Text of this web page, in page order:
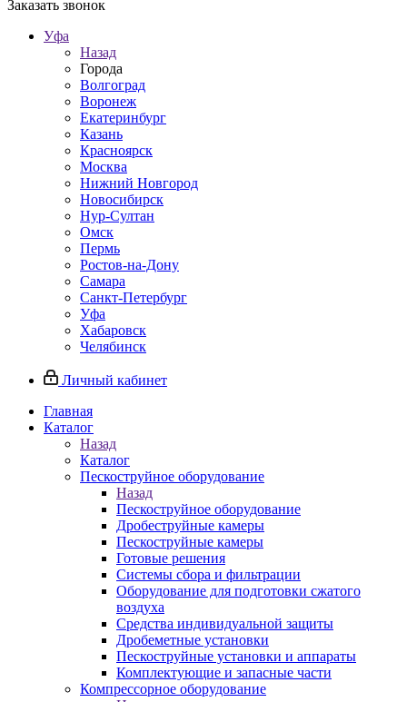
Заказать звонок
Уфа
Назад
Города
Волгоград
Воронеж
Екатеринбург
Казань
Красноярск
Москва
Нижний Новгород
Новосибирск
Нур-Султан
Омск
Пермь
Ростов-на-Дону
Самара
Санкт-Петербург
Уфа
Хабаровск
Челябинск
Личный кабинет
Главная
Каталог
Назад
Каталог
Пескоструйное оборудование
Назад
Пескоструйное оборудование
Дробеструйные камеры
Пескоструйные камеры
Готовые решения
Системы сбора и фильтрации
Оборудование для подготовки сжатого
воздуха
Средства индивидуальной защиты
Дробеметные установки
Пескоструйные установки и аппараты
Комплектующие и запасные части
Компрессорное оборудование